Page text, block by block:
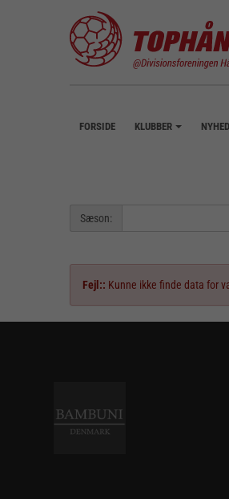
FORSIDE KLUBBER
Sæson:
Fejl:: Kunne ikke finde data for